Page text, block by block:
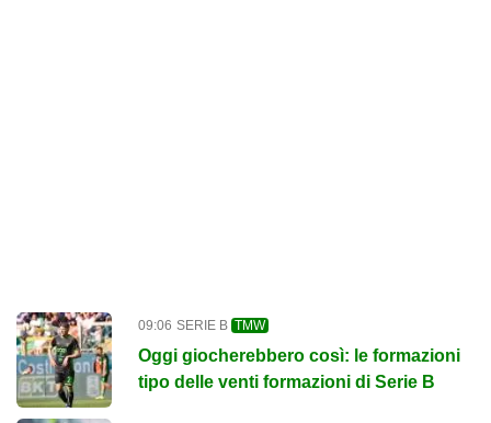
09:06 SERIE B TMW
Oggi giocherebbero così: le formazioni
tipo delle venti formazioni di Serie B